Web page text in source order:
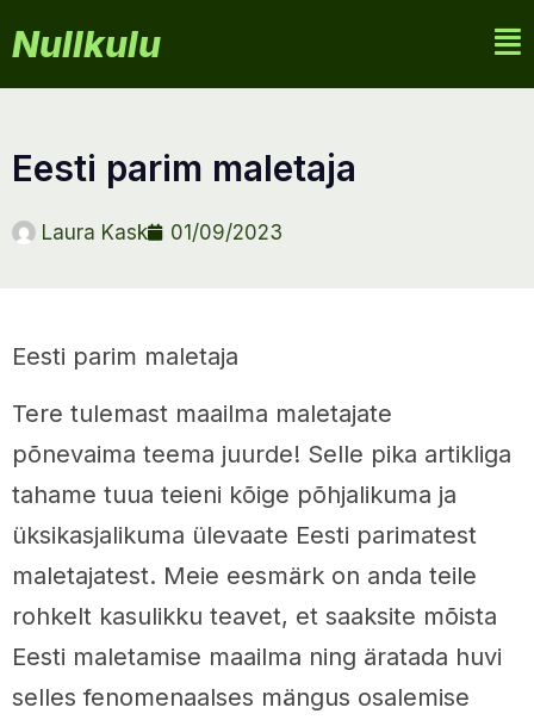
Nullkulu
eesti parim maletaja
Laura Kask 01/09/2023
Eesti parim maletaja
Tere tulemast maailma maletajate
põnevaima teema juurde! Selle pika artikliga
tahame tuua teieni kõige põhjalikuma ja
üksikasjalikuma ülevaate Eesti parimatest
maletajatest. Meie eesmärk on anda teile
rohkelt kasulikku teavet, et saaksite mõista
Eesti maletamise maailma ning äratada huvi
selles fenomenaalses mängus osalemise